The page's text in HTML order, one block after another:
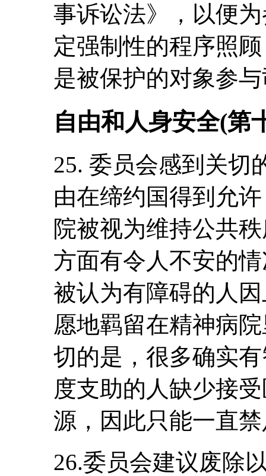
事诉讼法》，以便
定强制性的程序照
是被保护的对象参
自由和人身安全(第
25. 委员会感到关切
由在缔约国得到允
院被视为维持公共
方面有令人不安的
被认为有障碍的人
愿地羁留在精神病
切的是，很多确实
度支助的人缺少接
源，因此只能一直
26.委员会建议废除